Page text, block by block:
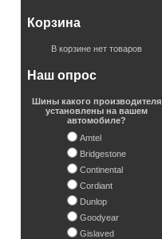
Корзина
В корзине нет товаров
Наш опрос
Шины какого производителя
установлены на вашем
автомобиле?
Amtel
Bridgestone
Continental
Cordiant
Dunlop
Goodyear
Gislaved